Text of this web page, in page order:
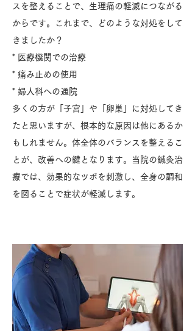
スを整えることで、生理痛の軽減につながる
からです。これまで、どのような対処をして
きましたか？
* 医療機関での治療
* 痛み止めの使用
* 婦人科への通院
多くの方が「子宮」や「卵巣」に対処してき
たと思いますが、根本的な原因は他にあるか
もしれません。体全体のバランスを整えるこ
とが、改善への鍵となります。当院の鍼灸治
療では、効果的なツボを刺激し、全身の調和
を図ることで症状が軽減します。